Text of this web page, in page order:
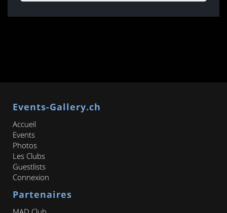
Events-Gallery.ch
Accueil
Events
Photos
Les Clubs
Guestlists
Connexion
Partenaires